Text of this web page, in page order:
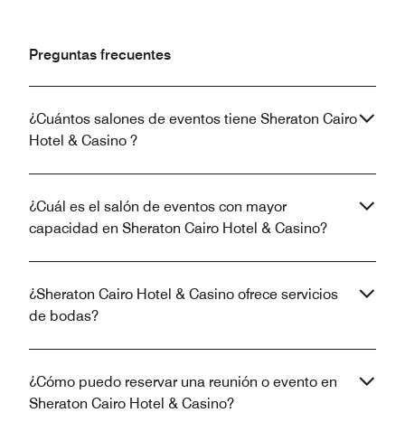
Preguntas frecuentes
¿Cuántos salones de eventos tiene Sheraton Cairo
Hotel & Casino ?
¿Cuál es el salón de eventos con mayor
capacidad en Sheraton Cairo Hotel & Casino?
¿Sheraton Cairo Hotel & Casino ofrece servicios
de bodas?
¿Cómo puedo reservar una reunión o evento en
Sheraton Cairo Hotel & Casino?